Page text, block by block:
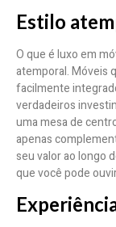
Estilo
O que é luxo em
atemporal. Móveis
facilmente
verdadeiros
uma mesa de
apenas
seu valor ao longo
que você pode